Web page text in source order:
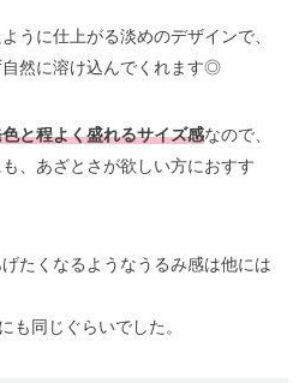
うに仕上がる淡めのデザインで、
然に溶け込んでくれます◎
と程よく盛れるサイズ感なので、
、あざとさが欲しい方におすす
たくなるようなうるみ感は他には
も同じぐらいでした。